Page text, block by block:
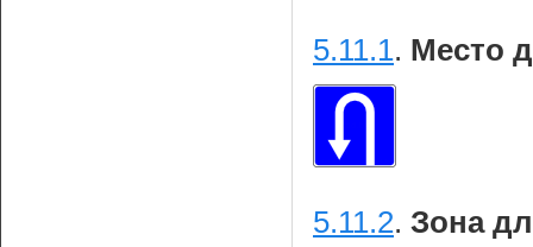
5.11.1. Место
5.11.2. Зона